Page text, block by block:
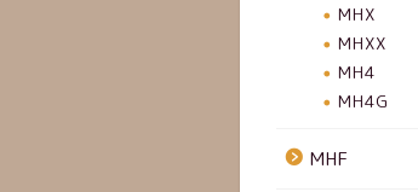
MHX
MHXX
MH4
MH4G
MHF